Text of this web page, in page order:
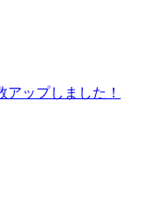
ップしました！